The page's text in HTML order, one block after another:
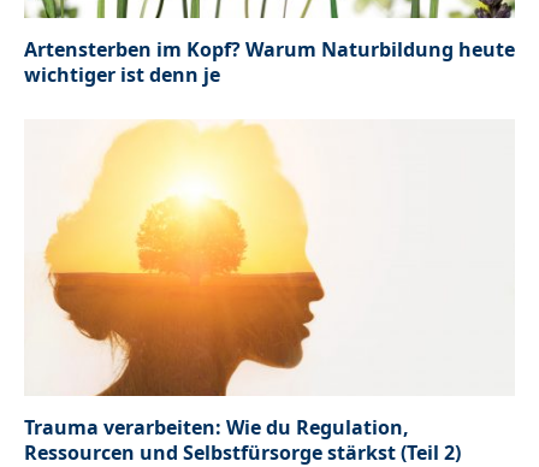
Artensterben im Kopf? Warum Naturbildung heute
wichtiger ist denn je
Trauma verarbeiten: Wie du Regulation,
Ressourcen und Selbstfürsorge stärkst (Teil 2)